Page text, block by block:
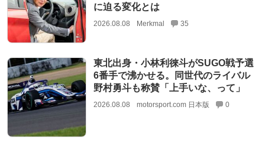
に迫る変化とは
2026.08.08 Merkmal 35
東北出身・小林利徠斗がSUGO戦予選
6番手で沸かせる。同世代のライバル
野村勇斗も称賛「上手いな、って」
2026.08.08 motorsport.com 日本版 0